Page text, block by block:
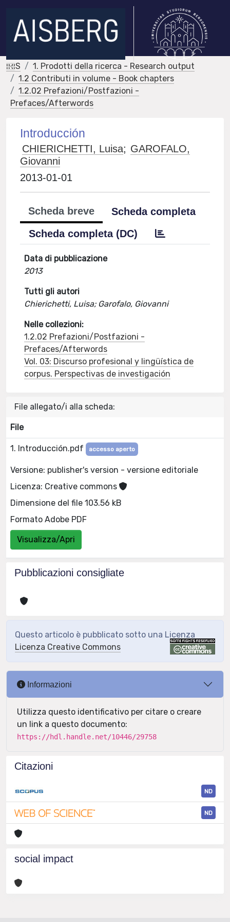
IRIS
1. Prodotti della ricerca - Research output
1.2 Contributi in volume - Book chapters
1.2.02 Prefazioni/Postfazioni -
Prefaces/Afterwords
Introducción
CHIERICHETTI, Luisa; GAROFALO,
Giovanni
2013-01-01
Scheda breve
Scheda completa
Scheda completa (DC)
Data di pubblicazione
2013
Tutti gli autori
Chierichetti, Luisa; Garofalo, Giovanni
Nelle collezioni:
1.2.02 Prefazioni/Postfazioni -
Prefaces/Afterwords
Vol. 03: Discurso profesional y lingüística de
corpus. Perspectivas de investigación
File allegato/i alla scheda:
File
1. Introducción.pdf accesso aperto
Versione: publisher's version - versione editoriale
Licenza: Creative commons
Dimensione del file 103.56 kB
Formato Adobe PDF
Visualizza/Apri
Pubblicazioni consigliate
Questo articolo è pubblicato sotto una Licenza
Licenza Creative Commons
Informazioni
Utilizza questo identificativo per citare o creare
un link a questo documento:
https://hdl.handle.net/10446/29758
Citazioni
ND
ND
social impact